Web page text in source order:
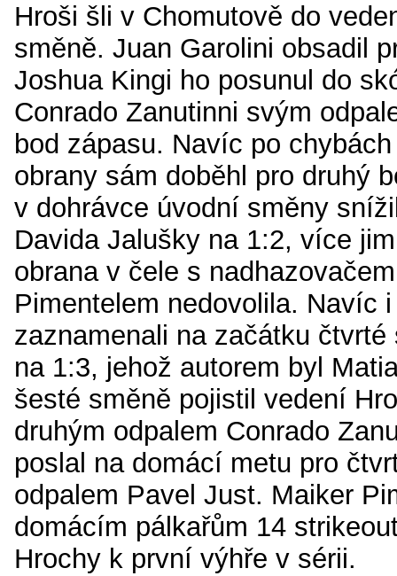
Hroši šli v Chomutově do
směně. Juan Garolini obsadil
Joshua Kingi ho posunul do
Conrado Zanutinni svým
bod zápasu. Navíc po
obrany sám doběhl pro druhý
v dohrávce úvodní směny
Davida Jalušky na 1:2, více
obrana v čele s
Pimentelem nedovolila. Navíc
zaznamenali na začátku čtvrté
na 1:3, jehož autorem byl
šesté směně pojistil vedení
druhým odpalem Conrado
poslal na domácí metu pro
odpalem Pavel Just. Maiker
domácím pálkařům 14
Hrochy k první výhře v sérii.